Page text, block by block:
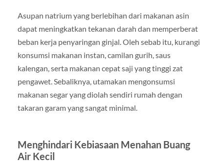
Asupan natrium yang berlebihan dari makanan asin
dapat meningkatkan tekanan darah dan memperberat
beban kerja penyaringan ginjal. Oleh sebab itu, kurangi
konsumsi makanan instan, camilan gurih, saus
kalengan, serta makanan cepat saji yang tinggi zat
pengawet. Sebaliknya, utamakan mengonsumsi
makanan segar yang diolah sendiri rumah dengan
takaran garam yang sangat minimal.
Menghindari Kebiasaan Menahan Buang
Air Kecil